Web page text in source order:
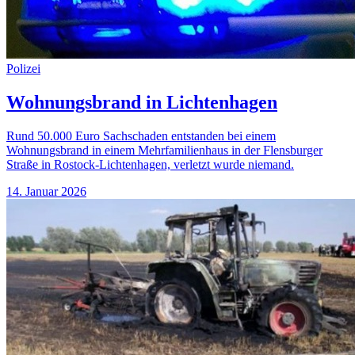
Polizei
Wohnungsbrand in Lichtenhagen
Rund 50.000 Euro Sachschaden entstanden bei einem
Wohnungsbrand in einem Mehrfamilienhaus in der Flensburger
Straße in Rostock-Lichtenhagen, verletzt wurde niemand.
14. Januar 2026